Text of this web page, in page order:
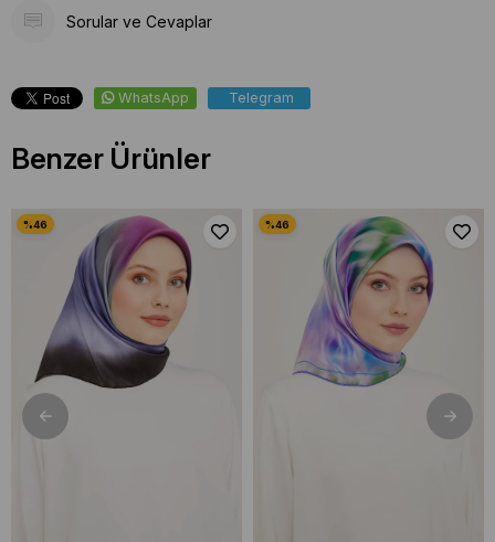
Sorular ve Cevaplar
WhatsApp Telegram
Benzer Ürünler